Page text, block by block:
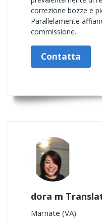
correzione bozze e
Parallelamente
commissione.
Contatta
dora m
Marnate (VA)